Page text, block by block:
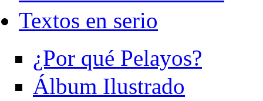
Textos en serio
¿Por qué Pelayos?
Álbum Ilustrado